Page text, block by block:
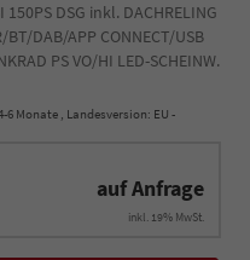
150PS DSG inkl. DACHRELING
BT/DAB/APP CONNECT/USB
PS VO/HI LED-SCHEINW.
Monate , Landesversion: EU -
auf Anfrage
inkl. 19% MwSt.